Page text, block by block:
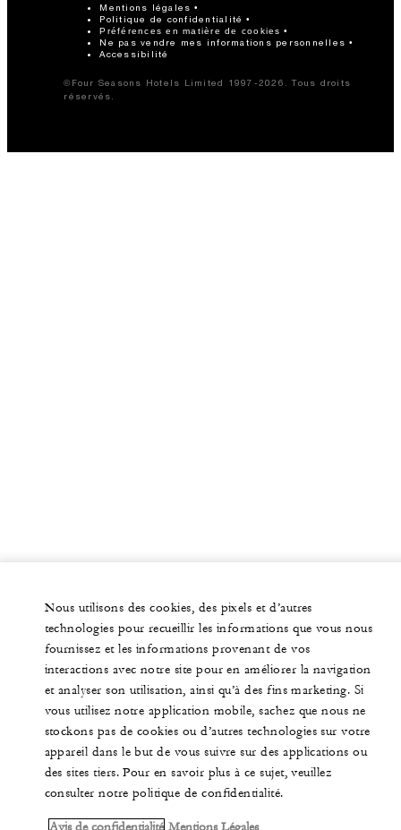
Mentions légales
Politique de confidentialité
Préférences en matière de cookies
Ne pas vendre mes informations personnelles
Accessibilité
©Four Seasons Hotels Limited 1997-2026. Tous droits
réservés.
Nous utilisons des cookies, des pixels et d’autres
technologies pour recueillir les informations que vous nous
fournissez et les informations provenant de vos
interactions avec notre site pour en améliorer la navigation
et analyser son utilisation, ainsi qu’à des fins marketing. Si
vous utilisez notre application mobile, sachez que nous ne
stockons pas de cookies ou d’autres technologies sur votre
appareil dans le but de vous suivre sur des applications ou
des sites tiers. Pour en savoir plus à ce sujet, veuillez
consulter notre politique de confidentialité.